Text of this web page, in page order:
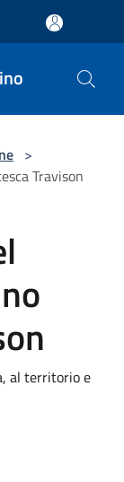
>
Travison
al territorio e